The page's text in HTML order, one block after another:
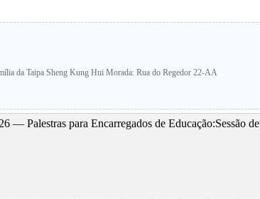
da Taipa Sheng Kung Hui Morada: Rua do Regedor 22-AA
— Palestras para Encarregados de Educação:Sessão de